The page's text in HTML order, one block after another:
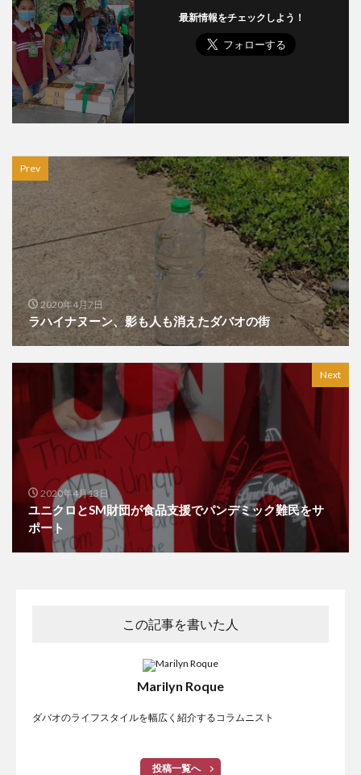
最新情報をチェックしよう！
Prev
2020年4月7日
ラハイナヌーン、影も人も消えたダバオの街
Next
2020年4月13日
ユニクロとSM財団が食品支援でパンデミック難民をサ
ポート
この記事を書いた人
Marilyn Roque
ダバオのライフスタイルを幅広く紹介するコラムニスト
投稿一覧へ